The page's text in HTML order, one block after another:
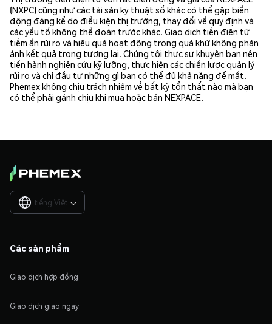
(NXPC) cũng như các tài sản kỹ thuật số khác có thể gặp biến
động đáng kể do điều kiện thị trường, thay đổi về quy định và
các yếu tố không thể đoán trước khác. Giao dịch tiền điện tử
tiềm ẩn rủi ro và hiệu quả hoạt động trong quá khứ không phản
ánh kết quả trong tương lai. Chúng tôi thực sự khuyên bạn nên
tiến hành nghiên cứu kỹ lưỡng, thực hiện các chiến lược quản lý
rủi ro và chỉ đầu tư những gì bạn có thể đủ khả năng để mất.
Phemex không chịu trách nhiệm về bất kỳ tổn thất nào mà bạn
có thể phải gánh chịu khi mua hoặc bán NEXPACE.
tiếng Việt 
Các sản phẩm
Giao dịch hợp đồng
Giao dịch giao ngay